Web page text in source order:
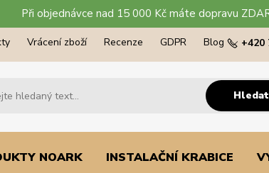
Při objednávce nad 15 000 Kč máte dopravu
Vrácení zboží Recenze GDPR Blog
Hledat
+420
NOARK INSTALAČNÍ KRABICE